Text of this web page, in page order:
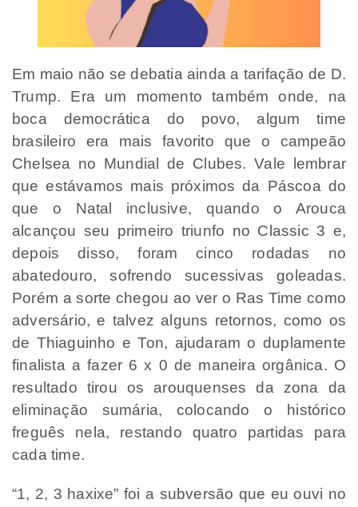
Em maio não se debatia ainda a tarifação de D.
Trump. Era um momento também onde, na
boca democrática do povo, algum time
brasileiro era mais favorito que o campeão
Chelsea no Mundial de Clubes. Vale lembrar
que estávamos mais próximos da Páscoa do
que o Natal inclusive, quando o Arouca
alcançou seu primeiro triunfo no Classic 3 e,
depois disso, foram cinco rodadas no
abatedouro, sofrendo sucessivas goleadas.
Porém a sorte chegou ao ver o Ras Time como
adversário, e talvez alguns retornos, como os
de Thiaguinho e Ton, ajudaram o duplamente
finalista a fazer 6 x 0 de maneira orgânica. O
resultado tirou os arouquenses da zona da
eliminação sumária, colocando o histórico
freguês nela, restando quatro partidas para
cada time.
“1, 2, 3 haxixe” foi a subversão que eu ouvi no